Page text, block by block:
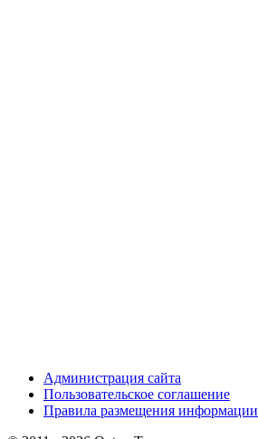
Администрация сайта
Пользовательское соглашение
Правила размещения информации